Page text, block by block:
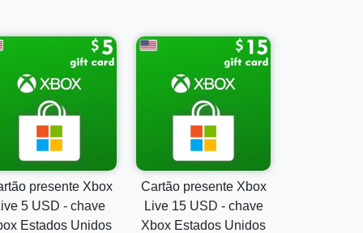
ativa. Caso contrário, crie uma visitando o
e certifique-se de que está conectado à
painel do Xbox.
localizada no menu da Loja.
no e-mail da sua compra e confirme.
concedendo acesso ao mundo do Xbox
presente Xbox
5 USD - chave
Estados Unidos
Cartão presente Xbox
Live 15 USD - chave
Xbox Estados Unidos